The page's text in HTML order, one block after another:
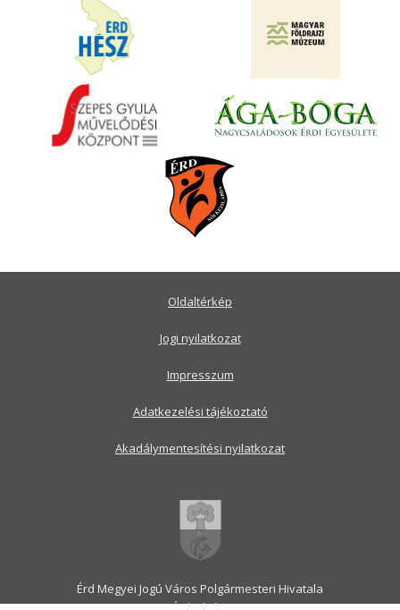
Érd Megyei Jogú Város Polgármesteri Hivatala
Oldaltérkép
Jogi nyilatkozat
Impresszum
Adatkezelési tájékoztató
Akadálymentesítési nyilatkozat